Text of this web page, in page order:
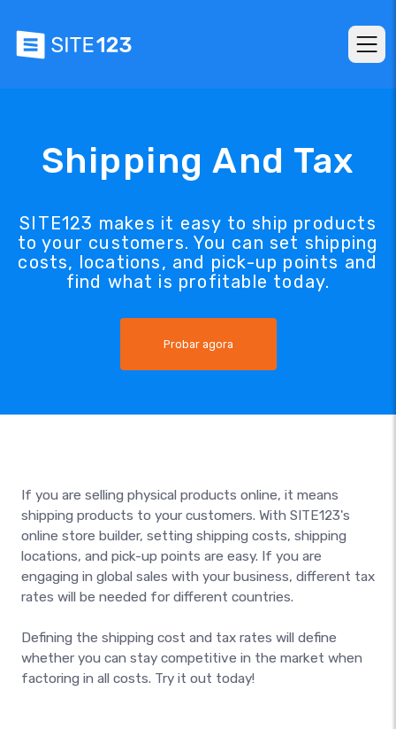
Shipping And Tax
SITE123 makes it easy to ship products
to your customers. You can set shipping
costs, locations, and pick-up points and
find what is profitable today.
Probar agora
If you are selling physical products online, it means
shipping products to your customers. With SITE123's
online store builder, setting shipping costs, shipping
locations, and pick-up points are easy. If you are
engaging in global sales with your business, different tax
rates will be needed for different countries.
Defining the shipping cost and tax rates will define
whether you can stay competitive in the market when
factoring in all costs. Try it out today!